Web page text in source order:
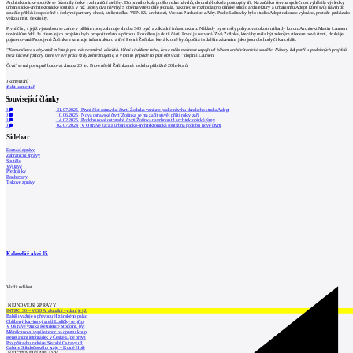
Architektonické soutěže se účastnily české i zahraniční ateliéry. Do prvního kola prošlo sedm návrhů, do druhého kola postoupily tři. Na začátku června společnost vyhlásila výsledky
urbanisticko-architektonické soutěže, v níž uspěly dva návrhy. S oběma vítězi dále jednala, nakonec se rozhodla pro dánské studio architektury a urbanismu Adept, které svůj návrh do
soutěže přihlásilo společně s českými partnery ohboi, atelier.tečka, VEN.KU architekti, Vectura Pardubice a Afry. Podle Laštovky bylo studio Adept nakonec vybráno, protože prokázalo
velkou míru flexibility.
První část, s jejíž výstavbou se začne v příštím roce, zahrnuje zhruba 340 bytů a základní infrastrukturu. Náklady by se měly pohybovat okolo miliardy korun. Architekt Martin Laursen
novinářům řekl, že cílem jejich projektu bylo propojit město a přírodu. Rozdělen je do tří částí. První je nazvaná Živá Žofinka, která by měla být zeleným středem nové čtvrti, druhá je
pojmenovaná Propojená Žofinka a zahrnuje infrastrukturu a třetí Pestrá Žofinka, která kromě bytů počítá i s dalším zázemím, jako jsou obchody či kanceláře.
"Komunikace s obyvateli města je pro nás nesmírně důležitá. Velmi si vážíme toho, že se měla možnost zapojit už během architektonické soutěže. Názory lidí patří u podobných projektů
mezi klíčové faktory, které ve své práci vždy zohledňujeme, a v tomto případě to platí obzvlášť,"doplnil Laursen.
Čtvrť se má postupně budovat zhruba 20 let. Brownfield Žofinka má rozlohu přibližně 20 hektarů.
0komentářů
přidat komentář
Související články
0 31.07.2025 |První část ostravské čtvrti Žofinka vznikne podle návrhu dánského studia Adept
0 10.06.2025 |Nová ostravské čtvrť Žofinka se má začít stavět příští rok v září
0 14.02.2025 |Podobu nové ostravské čtvrti Žofinka navrhnou tři architektonické týmy
0 02.07.2024 |V Ostravě začala urbanisticko-architektonická soutěž na podobu nové čtvrti
Sidebar
Domácí zprávy
Zahraniční zprávy
Soutěže
Výstavy
Přednášky
Rozhovory
Tiskové zprávy
Kalendář akcí 15
Vložit událost
NEJNOVĚJŠÍ ZPRÁVY
INTRO 30 – VODA: aktuální vydání je již
Babiš uvažuje o převodu Hrzánského palác
Oblíbený karvinský areál Lodičky se přip
V Ostravě vzniká Rezidence Stodolní, byt
Mělník znovu vypíše tendr na opravu koup
Renesanční letohrádek v České Lípě převz
Pro přístavbu radnice Slezské Ostravy už
Galerie Středočeského kraje v Kutné Hoře